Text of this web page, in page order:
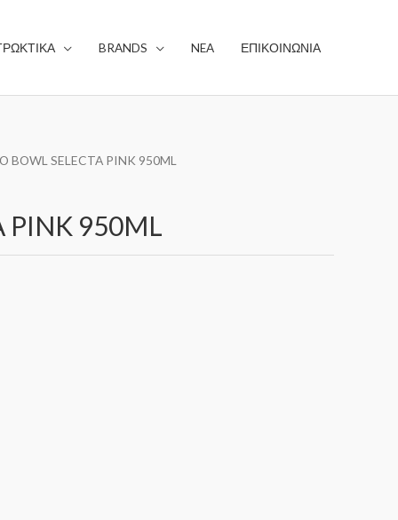
BRANDS NEA ΕΠΙΚΟΙΝΩΝΙΑ
BOWL SELECTA PINK 950ML
PINK 950ML